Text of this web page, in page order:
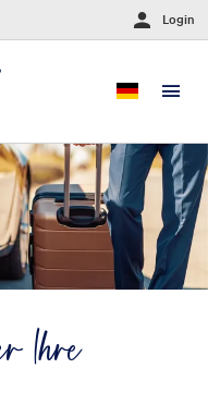
Login
Ihre